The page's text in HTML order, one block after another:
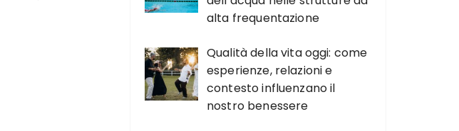
alta frequentazione
Qualità della vita oggi: come
esperienze, relazioni e
contesto influenzano il
nostro benessere